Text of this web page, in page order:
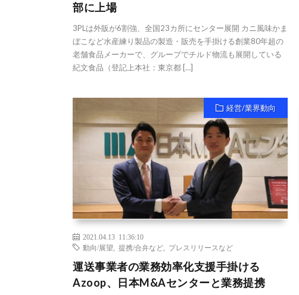
部に上場
3PLは外販が6割強、全国23カ所にセンター展開 カニ風味かま
ぼこなど水産練り製品の製造・販売を手掛ける創業80年超の
老舗食品メーカーで、グループでチルド物流も展開している
紀文食品（登記上本社：東京都 […]
経営/業界動向
2021.04.13 11:36:10
動向/展望
提携/合弁など プレスリリースなど
運送事業者の業務効率化支援手掛ける
Azoop、日本M&Aセンターと業務提携